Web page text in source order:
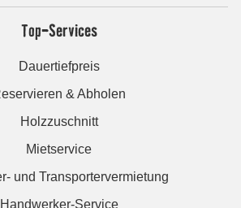
Top-Services
Dauertiefpreis
& Abholen
Holzzuschnitt
Mietservice
und Transportervermietung
Handwerker-Service